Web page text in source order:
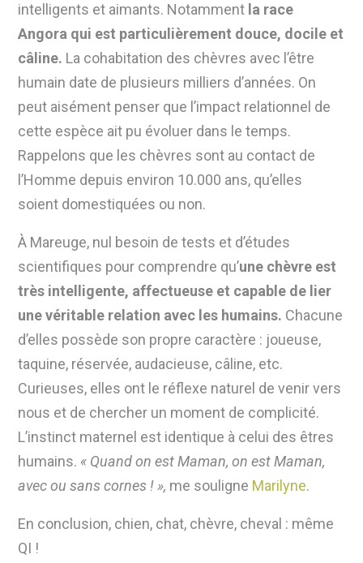
intelligents et aimants. Notamment la race
Angora qui est particulièrement douce, docile et
câline. La cohabitation des chèvres avec l’être
humain date de plusieurs milliers d’années. On
peut aisément penser que l’impact relationnel de
cette espèce ait pu évoluer dans le temps.
Rappelons que les chèvres sont au contact de
l’Homme depuis environ 10.000 ans, qu’elles
soient domestiquées ou non.
À Mareuge, nul besoin de tests et d’études
scientifiques pour comprendre qu’une chèvre est
très intelligente, affectueuse et capable de lier
une véritable relation avec les humains. Chacune
d’elles possède son propre caractère : joueuse,
taquine, réservée, audacieuse, câline, etc.
Curieuses, elles ont le réflexe naturel de venir vers
nous et de chercher un moment de complicité.
L’instinct maternel est identique à celui des êtres
humains. « Quand on est Maman, on est Maman,
avec ou sans cornes !», me souligne Marilyne.
En conclusion, chien, chat, chèvre, cheval : même
QI !